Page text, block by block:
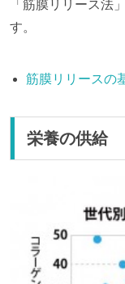
「筋膜リリース法
す。
筋膜リリースの
栄養の供給